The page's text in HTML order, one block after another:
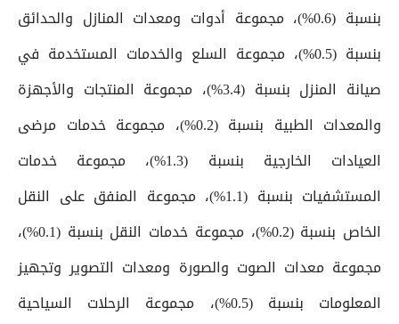
بنسبة (0.6%)، مجموعة أدوات ومعدات المنازل والحدائق
بنسبة (0.5%)، مجموعة السلع والخدمات المستخدمة في
صيانة المنزل بنسبة (3.4%)، مجموعة المنتجات والأجهزة
والمعدات الطبية بنسبة (0.2%)، مجموعة خدمات مرضى
العيادات الخارجية بنسبة (1.3%)، مجموعة خدمات
المستشفيات بنسبة (1.1%)، مجموعة المنفق على النقل
الخاص بنسبة (0.2%)، مجموعة خدمات النقل بنسبة (0.1%)،
مجموعة معدات الصوت والصورة ومعدات التصوير وتجهيز
المعلومات بنسبة (0.5%)، مجموعة الرحلات السياحية